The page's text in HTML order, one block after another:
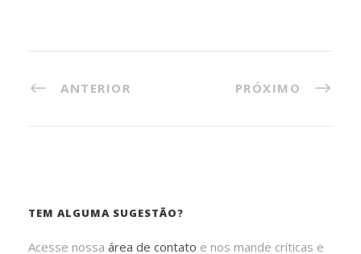
ANTERIOR PRÓXIMO
TEM ALGUMA SUGESTÃO?
Acesse nossa área de contato e nos mande críticas e